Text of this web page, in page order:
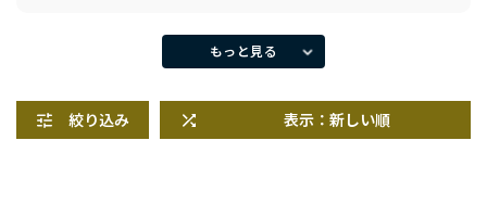
もっと見る
絞り込み 表示：新しい順